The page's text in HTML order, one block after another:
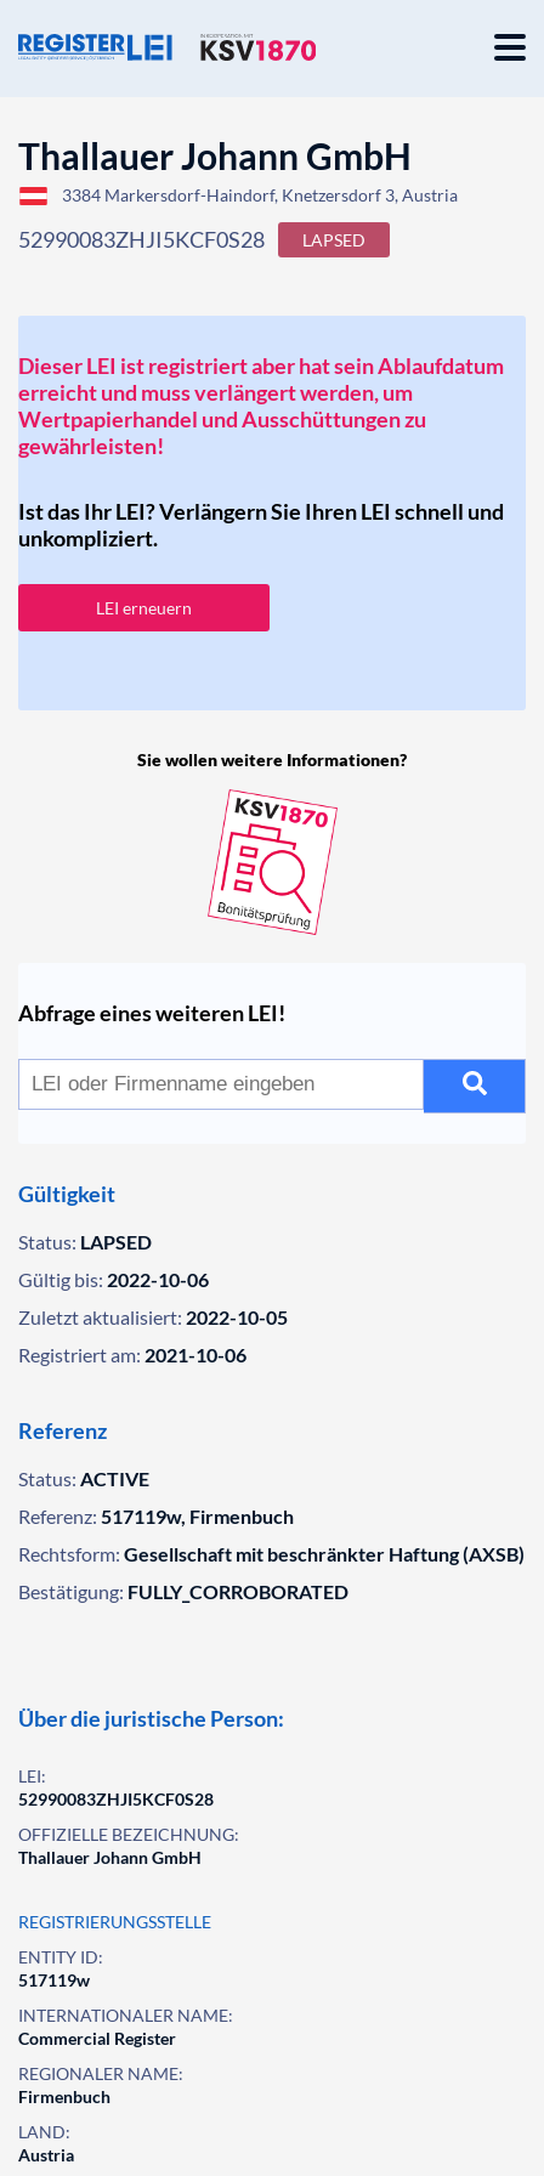
Thallauer Johann GmbH
3384 Markersdorf-Haindorf, Knetzersdorf 3, Austria
52990083ZHJI5KCF0S28 LAPSED
Dieser LEI ist registriert aber hat sein Ablaufdatum
erreicht und muss verlängert werden, um
Wertpapierhandel und Ausschüttungen zu
gewährleisten!
Ist das Ihr LEI? Verlängern Sie Ihren LEI schnell und
unkompliziert.
LEI erneuern
Sie wollen weitere Informationen?
Abfrage eines weiteren LEI!
Gültigkeit
Status: LAPSED
Gültig bis: 2022-10-06
Zuletzt aktualisiert: 2022-10-05
Registriert am: 2021-10-06
Referenz
Status: ACTIVE
Referenz: 517119w, Firmenbuch
Rechtsform: Gesellschaft mit beschränkter Haftung (AXSB)
Bestätigung: FULLY_CORROBORATED
Über die juristische Person:
LEI:
52990083ZHJI5KCF0S28
OFFIZIELLE BEZEICHNUNG:
Thallauer Johann GmbH
REGISTRIERUNGSSTELLE
ENTITY ID:
517119w
INTERNATIONALER NAME:
Commercial Register
REGIONALER NAME:
Firmenbuch
LAND:
Austria